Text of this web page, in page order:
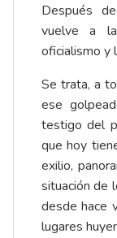
Después
vuelve a
oficialismo y
Se trata, a
ese
testigo del
que hoy
exilio,
situación de
desde hace
lugares